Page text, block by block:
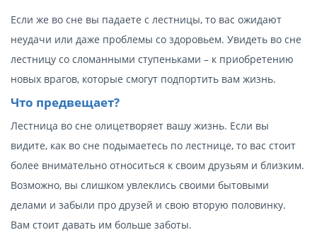
Если же во сне вы падаете с лестницы, то вас ожидают
неудачи или даже проблемы со здоровьем. Увидеть во сне
лестницу со сломанными ступеньками – к приобретению
новых врагов, которые смогут подпортить вам жизнь.
Что предвещает?
Лестница во сне олицетворяет вашу жизнь. Если вы
видите, как во сне подымаетесь по лестнице, то вас стоит
более внимательно относиться к своим друзьям и близким.
Возможно, вы слишком увлеклись своими бытовыми
делами и забыли про друзей и свою вторую половинку.
Вам стоит давать им больше заботы.